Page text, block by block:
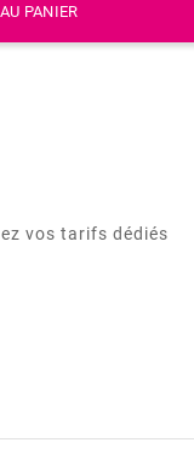
PANIER
vos tarifs dédiés